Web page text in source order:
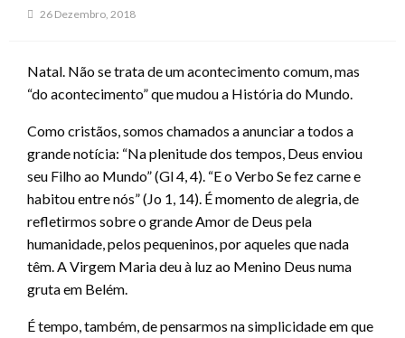
26 Dezembro, 2018
Natal. Não se trata de um acontecimento comum, mas
“do acontecimento” que mudou a História do Mundo.
Como cristãos, somos chamados a anunciar a todos a
grande notícia: “Na plenitude dos tempos, Deus enviou
seu Filho ao Mundo” (Gl 4, 4). “E o Verbo Se fez carne e
habitou entre nós” (Jo 1, 14). É momento de alegria, de
refletirmos sobre o grande Amor de Deus pela
humanidade, pelos pequeninos, por aqueles que nada
têm. A Virgem Maria deu à luz ao Menino Deus numa
gruta em Belém.
É tempo, também, de pensarmos na simplicidade em que